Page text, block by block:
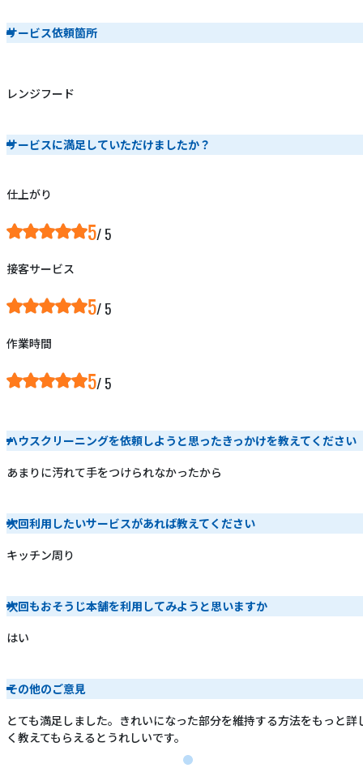
サービス依頼箇所
レンジフード
サービスに満足していただけましたか？
仕上がり
5
接客サービス
5
作業時間
5
ハウスクリーニングを依頼しようと思ったきっかけを教えてください
あまりに汚れて手をつけられなかったから
次回利用したいサービスがあれば教えてください
キッチン周り
次回もおそうじ本舗を利用してみようと思いますか
はい
その他のご意見
とても満足しました。きれいになった部分を維持する方法をもっと詳
く教えてもらえるとうれしいです。